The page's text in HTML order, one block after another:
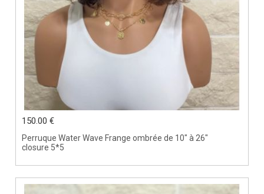
Perruque Water Wave Frange ombrée de 10" à 26"
closure 5*5
150.00 €